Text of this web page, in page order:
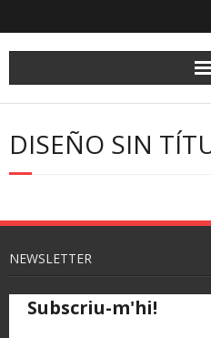
DISEÑO SIN
NEWSLETTER
Subscriu-m'hi!